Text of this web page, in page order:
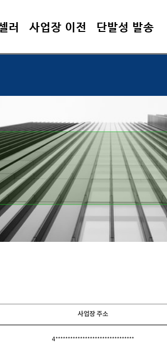
러 사업장 이전 단발성 발송
사업장 주소
4********************************